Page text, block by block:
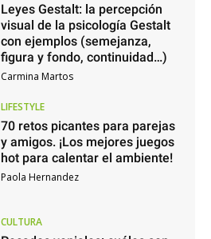
Leyes Gestalt: la percepción
visual de la psicología Gestalt
con ejemplos (semejanza,
figura y fondo, continuidad…)
Carmina Martos
LIFESTYLE
70 retos picantes para parejas
y amigos. ¡Los mejores juegos
hot para calentar el ambiente!
Paola Hernandez
CULTURA